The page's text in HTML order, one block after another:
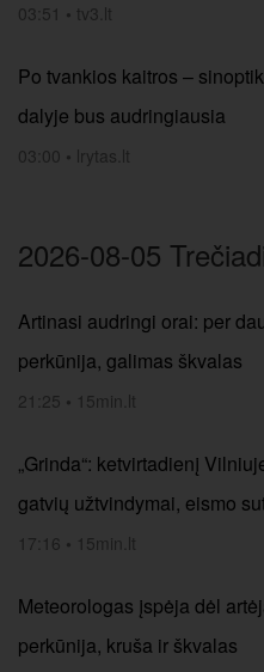
03:51 • tv3.lt
Po tvankios kaitros –
dalyje bus audringiausia
03:00 • lrytas.lt
2026-08-05
Artinasi audringi orai: per
perkūnija, galimas škvalas
21:25 • 15min.lt
„Grinda“: ketvirtadienį
gatvių užtvindymai, eismo
17:16 • 15min.lt
Meteorologas įspėja dėl
perkūnija, kruša ir škvalas